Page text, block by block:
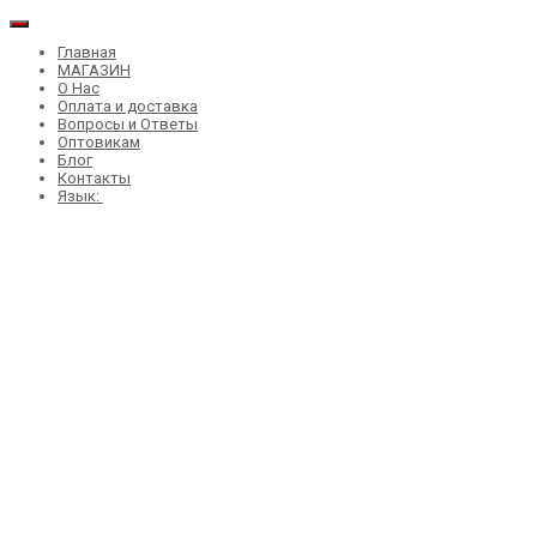
Главная
МАГАЗИН
О Нас
Оплата и доставка
Вопросы и Ответы
Оптовикам
Блог
Контакты
Язык: